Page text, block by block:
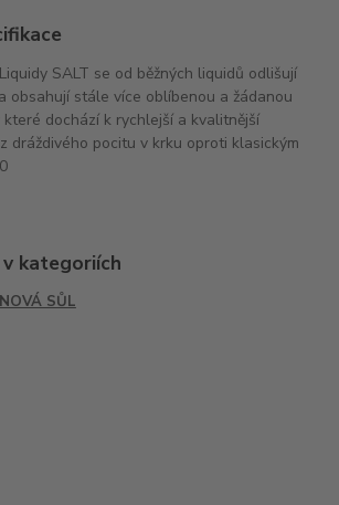
SALT se od běžných liquidů odlišují
obsahují stále více oblíbenou a žádanou
dochází k rychlejší a kvalitnější
dráždivého pocitu v krku oproti klasickým
kategoriích
SŮL